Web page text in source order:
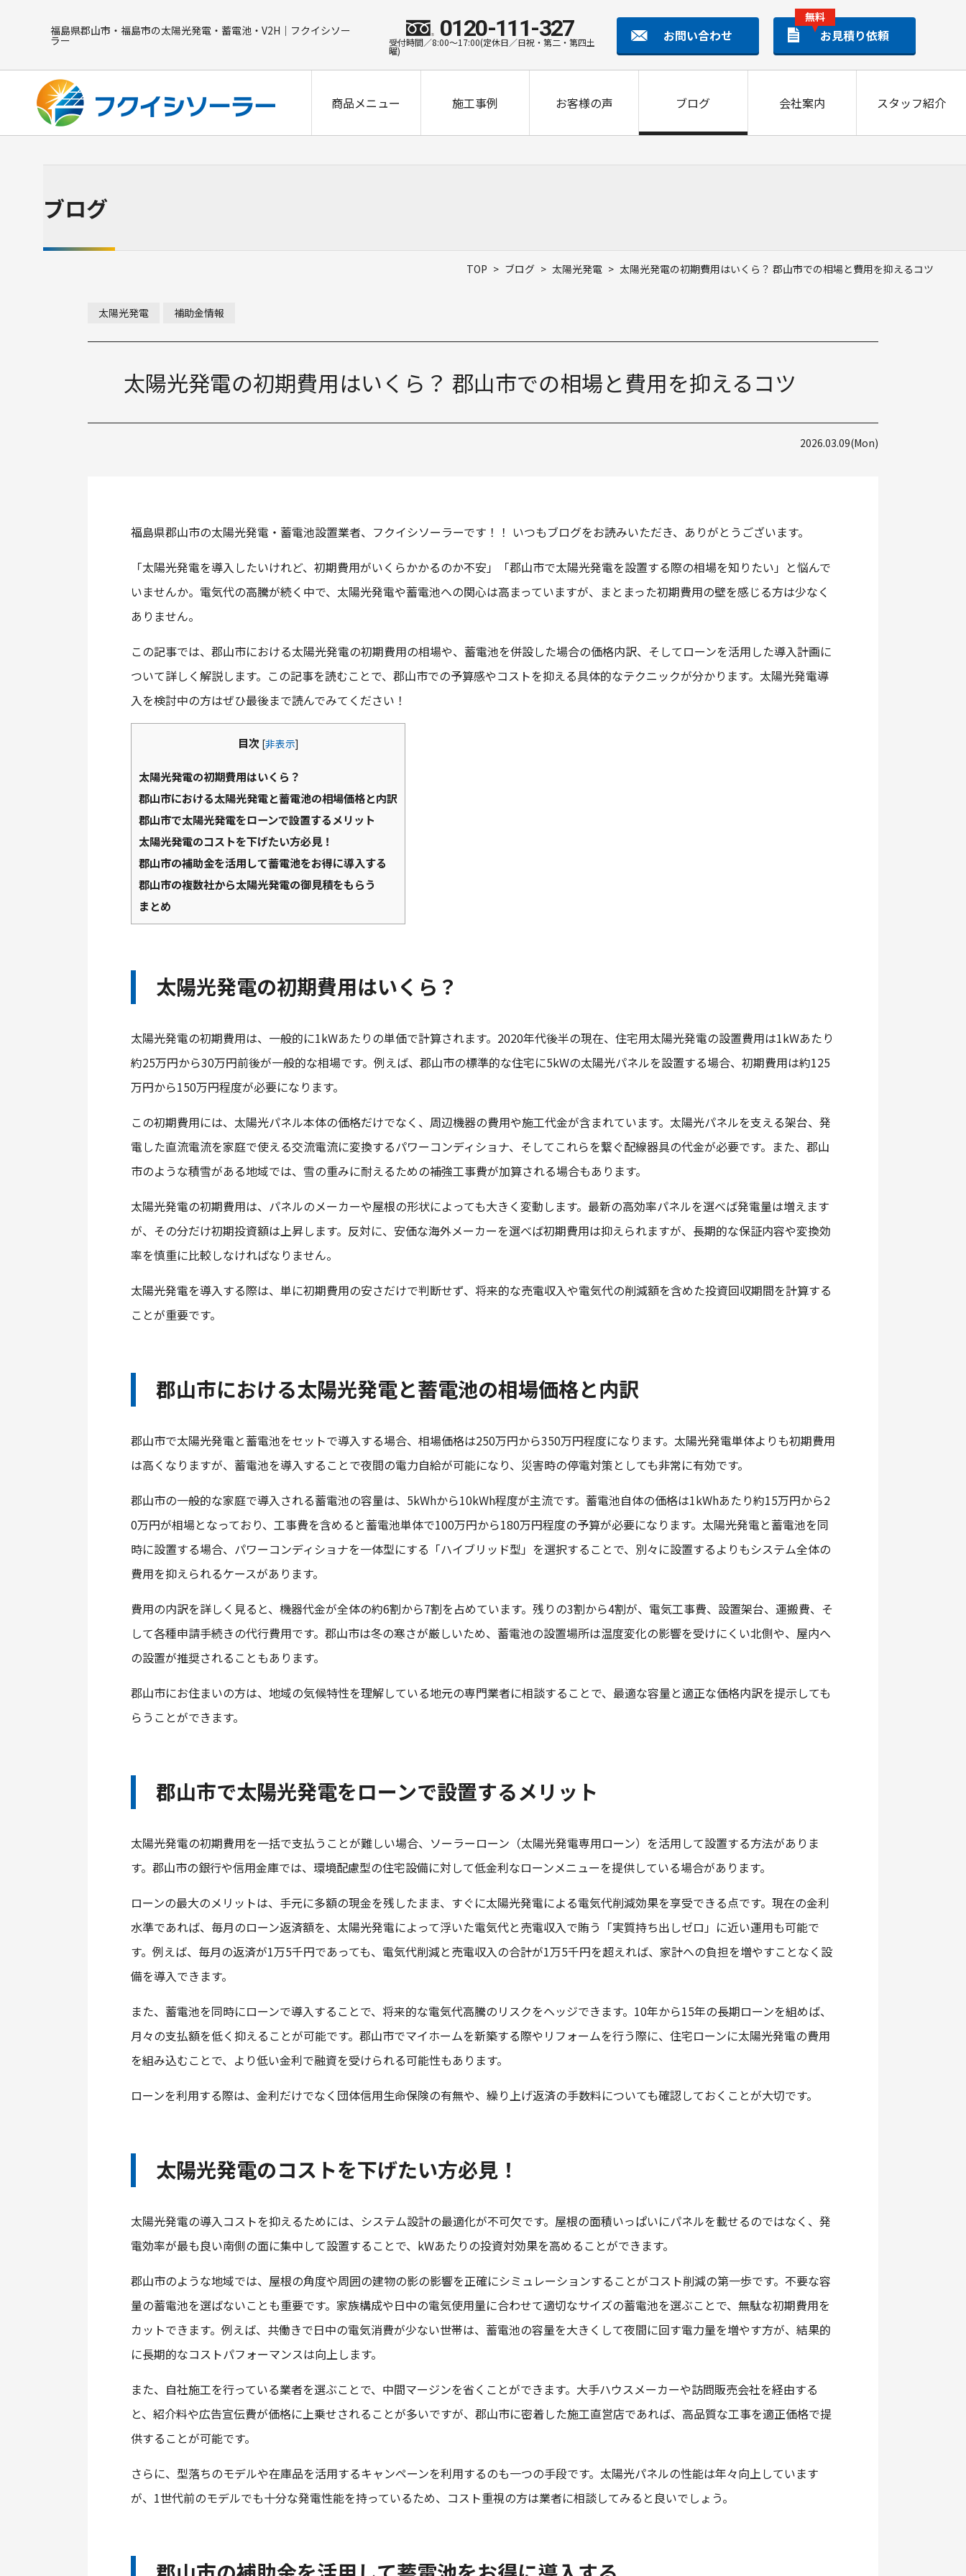
福島県郡山市・福島市の太陽光発電・蓄電池・V2H｜フクイシソー
ラー 0120-111-327
受付時間／8:00～17:00(定休日／日祝・第二・第四土
曜)
お問い合わせ
無料
お見積り依頼
商品メニュー
長州産業 CS-340B81 JAPAN BLACK
V2H
施工事例 お客様の声 ブログ 会社案内 スタッフ紹介
ブログ
TOP > ブログ > 太陽光発電 > 太陽光発電の初期費用はいくら？ 郡山市での相場と費用を抑えるコツ
太陽光発電 補助金情報
太陽光発電の初期費用はいくら？ 郡山市での相場と費用を抑えるコツ
2026.03.09(Mon)
福島県郡山市の太陽光発電・蓄電池設置業者、フクイシソーラーです！！ いつもブログをお読みいただき、ありがとうございます。
「太陽光発電を導入したいけれど、初期費用がいくらかかるのか不安」「郡山市で太陽光発電を設置する際の相場を知りたい」と悩んで
いませんか。電気代の高騰が続く中で、太陽光発電や蓄電池への関心は高まっていますが、まとまった初期費用の壁を感じる方は少なく
ありません。
この記事では、郡山市における太陽光発電の初期費用の相場や、蓄電池を併設した場合の価格内訳、そしてローンを活用した導入計画に
ついて詳しく解説します。この記事を読むことで、郡山市での予算感やコストを抑える具体的なテクニックが分かります。太陽光発電導
入を検討中の方はぜひ最後まで読んでみてください！
目次 [非表示]
太陽光発電の初期費用はいくら？
郡山市における太陽光発電と蓄電池の相場価格と内訳
郡山市で太陽光発電をローンで設置するメリット
太陽光発電のコストを下げたい方必見！
郡山市の補助金を活用して蓄電池をお得に導入する
郡山市の複数社から太陽光発電の御見積をもらう
まとめ
太陽光発電の初期費用はいくら？
太陽光発電の初期費用は、一般的に1kWあたりの単価で計算されます。2020年代後半の現在、住宅用太陽光発電の設置費用は1kWあたり
約25万円から30万円前後が一般的な相場です。例えば、郡山市の標準的な住宅に5kWの太陽光パネルを設置する場合、初期費用は約125
万円から150万円程度が必要になります。
この初期費用には、太陽光パネル本体の価格だけでなく、周辺機器の費用や施工代金が含まれています。太陽光パネルを支える架台、発
電した直流電流を家庭で使える交流電流に変換するパワーコンディショナ、そしてこれらを繋ぐ配線器具の代金が必要です。また、郡山
市のような積雪がある地域では、雪の重みに耐えるための補強工事費が加算される場合もあります。
太陽光発電の初期費用は、パネルのメーカーや屋根の形状によっても大きく変動します。最新の高効率パネルを選べば発電量は増えます
が、その分だけ初期投資額は上昇します。反対に、安価な海外メーカーを選べば初期費用は抑えられますが、長期的な保証内容や変換効
率を慎重に比較しなければなりません。
太陽光発電を導入する際は、単に初期費用の安さだけで判断せず、将来的な売電収入や電気代の削減額を含めた投資回収期間を計算する
ことが重要です。
郡山市における太陽光発電と蓄電池の相場価格と内訳
郡山市で太陽光発電と蓄電池をセットで導入する場合、相場価格は250万円から350万円程度になります。太陽光発電単体よりも初期費用
は高くなりますが、蓄電池を導入することで夜間の電力自給が可能になり、災害時の停電対策としても非常に有効です。
郡山市の一般的な家庭で導入される蓄電池の容量は、5kWhから10kWh程度が主流です。蓄電池自体の価格は1kWhあたり約15万円から2
0万円が相場となっており、工事費を含めると蓄電池単体で100万円から180万円程度の予算が必要になります。太陽光発電と蓄電池を同
時に設置する場合、パワーコンディショナを一体型にする「ハイブリッド型」を選択することで、別々に設置するよりもシステム全体の
費用を抑えられるケースがあります。
費用の内訳を詳しく見ると、機器代金が全体の約6割から7割を占めています。残りの3割から4割が、電気工事費、設置架台、運搬費、そ
して各種申請手続きの代行費用です。郡山市は冬の寒さが厳しいため、蓄電池の設置場所は温度変化の影響を受けにくい北側や、屋内へ
の設置が推奨されることもあります。
郡山市にお住まいの方は、地域の気候特性を理解している地元の専門業者に相談することで、最適な容量と適正な価格内訳を提示しても
らうことができます。
郡山市で太陽光発電をローンで設置するメリット
太陽光発電の初期費用を一括で支払うことが難しい場合、ソーラーローン（太陽光発電専用ローン）を活用して設置する方法がありま
す。郡山市の銀行や信用金庫では、環境配慮型の住宅設備に対して低金利なローンメニューを提供している場合があります。
ローンの最大のメリットは、手元に多額の現金を残したまま、すぐに太陽光発電による電気代削減効果を享受できる点です。現在の金利
水準であれば、毎月のローン返済額を、太陽光発電によって浮いた電気代と売電収入で賄う「実質持ち出しゼロ」に近い運用も可能で
す。例えば、毎月の返済が1万5千円であっても、電気代削減と売電収入の合計が1万5千円を超えれば、家計への負担を増やすことなく設
備を導入できます。
また、蓄電池を同時にローンで導入することで、将来的な電気代高騰のリスクをヘッジできます。10年から15年の長期ローンを組めば、
月々の支払額を低く抑えることが可能です。郡山市でマイホームを新築する際やリフォームを行う際に、住宅ローンに太陽光発電の費用
を組み込むことで、より低い金利で融資を受けられる可能性もあります。
ローンを利用する際は、金利だけでなく団体信用生命保険の有無や、繰り上げ返済の手数料についても確認しておくことが大切です。
太陽光発電のコストを下げたい方必見！
太陽光発電の導入コストを抑えるためには、システム設計の最適化が不可欠です。屋根の面積いっぱいにパネルを載せるのではなく、発
電効率が最も良い南側の面に集中して設置することで、kWあたりの投資対効果を高めることができます。
郡山市のような地域では、屋根の角度や周囲の建物の影の影響を正確にシミュレーションすることがコスト削減の第一歩です。不要な容
量の蓄電池を選ばないことも重要です。家族構成や日中の電気使用量に合わせて適切なサイズの蓄電池を選ぶことで、無駄な初期費用を
カットできます。例えば、共働きで日中の電気消費が少ない世帯は、蓄電池の容量を大きくして夜間に回す電力量を増やす方が、結果的
に長期的なコストパフォーマンスは向上します。
また、自社施工を行っている業者を選ぶことで、中間マージンを省くことができます。大手ハウスメーカーや訪問販売会社を経由する
と、紹介料や広告宣伝費が価格に上乗せされることが多いですが、郡山市に密着した施工直営店であれば、高品質な工事を適正価格で提
供することが可能です。
さらに、型落ちのモデルや在庫品を活用するキャンペーンを利用するのも一つの手段です。太陽光パネルの性能は年々向上しています
が、1世代前のモデルでも十分な発電性能を持っているため、コスト重視の方は業者に相談してみると良いでしょう。